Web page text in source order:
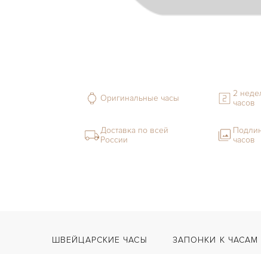
Оригинальные часы
2
часов
Доставка по всей
России
часов
ШВЕЙЦАРСКИЕ ЧАСЫ ЗАПОНКИ К ЧАСАМ